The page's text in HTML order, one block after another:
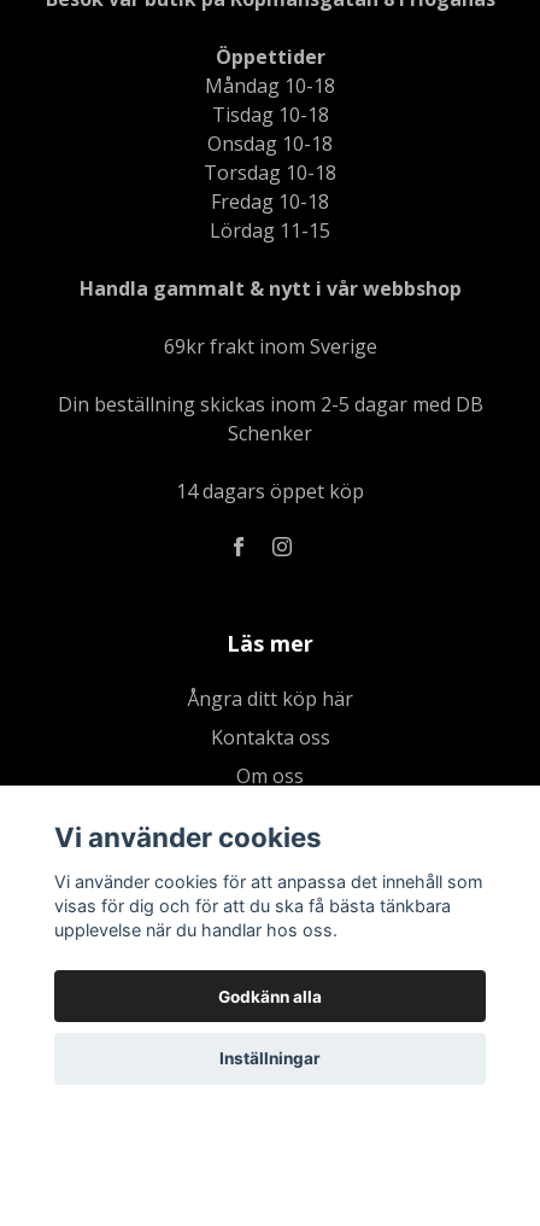
Öppettider
Måndag 10-18
Tisdag 10-18
Onsdag 10-18
Torsdag 10-18
Fredag 10-18
Lördag 11-15
Handla gammalt & nytt i vår webbshop
69kr frakt inom Sverige
Din beställning skickas inom 2-5 dagar med DB
Schenker
14 dagars öppet köp
Läs mer
Ångra ditt köp här
Kontakta oss
Om oss
Kundklubb
Presentkort
Vi använder cookies
Vi använder cookies för att anpassa det innehåll som
visas för dig och för att du ska få bästa tänkbara
upplevelse när du handlar hos oss.
Godkänn alla
Inställningar